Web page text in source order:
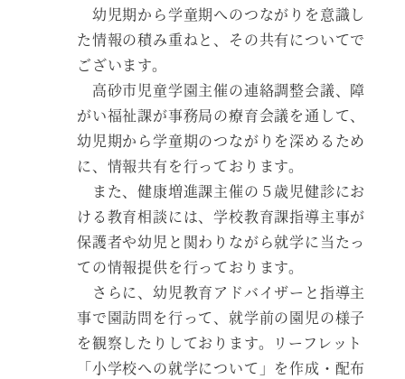
幼児期から学童期へのつながりを意識し
た情報の積み重ねと、その共有についてで
ございます。
高砂市児童学園主催の連絡調整会議、障
がい福祉課が事務局の療育会議を通して、
幼児期から学童期のつながりを深めるため
に、情報共有を行っております。
また、健康増進課主催の５歳児健診にお
ける教育相談には、学校教育課指導主事が
保護者や幼児と関わりながら就学に当たっ
ての情報提供を行っております。
さらに、幼児教育アドバイザーと指導主
事で園訪問を行って、就学前の園児の様子
を観察したりしております。リーフレット
「小学校への就学について」を作成・配布